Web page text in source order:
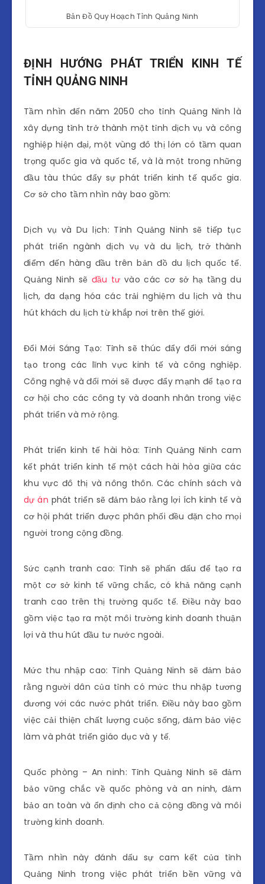
Bản Đồ Quy Hoạch Tỉnh Quảng Ninh
ĐỊNH HƯỚNG PHÁT TRIỂN KINH TẾ
TỈNH QUẢNG NINH
Tầm nhìn đến năm 2050 cho tỉnh Quảng Ninh là
xây dựng tỉnh trở thành một tỉnh dịch vụ và công
nghiệp hiện đại, một vùng đô thị lớn có tầm quan
trọng quốc gia và quốc tế, và là một trong những
đầu tàu thúc đẩy sự phát triển kinh tế quốc gia.
Cơ sở cho tầm nhìn này bao gồm:
Dịch vụ và Du lịch: Tỉnh Quảng Ninh sẽ tiếp tục
phát triển ngành dịch vụ và du lịch, trở thành
điểm đến hàng đầu trên bản đồ du lịch quốc tế.
Quảng Ninh sẽ đầu tư vào các cơ sở hạ tầng du
lịch, đa dạng hóa các trải nghiệm du lịch và thu
hút khách du lịch từ khắp nơi trên thế giới.
Đổi Mới Sáng Tạo: Tỉnh sẽ thúc đẩy đổi mới sáng
tạo trong các lĩnh vực kinh tế và công nghiệp.
Công nghệ và đổi mới sẽ được đẩy mạnh để tạo ra
cơ hội cho các công ty và doanh nhân trong việc
phát triển và mở rộng.
Phát triển kinh tế hài hòa: Tỉnh Quảng Ninh cam
kết phát triển kinh tế một cách hài hòa giữa các
khu vực đô thị và nông thôn. Các chính sách và
dự án phát triển sẽ đảm bảo rằng lợi ích kinh tế và
cơ hội phát triển được phân phối đều đặn cho mọi
người trong cộng đồng.
Sức cạnh tranh cao: Tỉnh sẽ phấn đấu để tạo ra
một cơ sở kinh tế vững chắc, có khả năng cạnh
tranh cao trên thị trường quốc tế. Điều này bao
gồm việc tạo ra một môi trường kinh doanh thuận
lợi và thu hút đầu tư nước ngoài.
Mức thu nhập cao: Tỉnh Quảng Ninh sẽ đảm bảo
rằng người dân của tỉnh có mức thu nhập tương
đương với các nước phát triển. Điều này bao gồm
việc cải thiện chất lượng cuộc sống, đảm bảo việc
làm và phát triển giáo dục và y tế.
Quốc phòng – An ninh: Tỉnh Quảng Ninh sẽ đảm
bảo vững chắc về quốc phòng và an ninh, đảm
bảo an toàn và ổn định cho cả cộng đồng và môi
trường kinh doanh.
Tầm nhìn này đánh dấu sự cam kết của tỉnh
Quảng Ninh trong việc phát triển bền vững và